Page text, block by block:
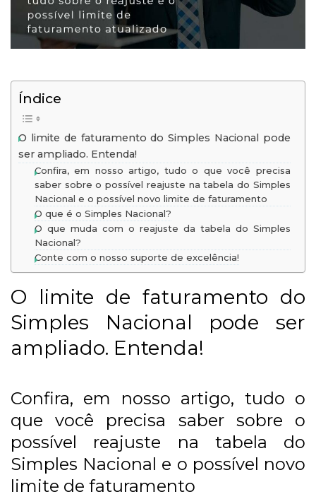
Índice
O limite de faturamento do Simples Nacional pode
ser ampliado. Entenda!
Confira, em nosso artigo, tudo o que você precisa
saber sobre o possível reajuste na tabela do Simples
Nacional e o possível novo limite de faturamento
O que é o Simples Nacional?
O que muda com o reajuste da tabela do Simples
Nacional?
Conte com o nosso suporte de excelência!
O limite de faturamento do
Simples Nacional pode ser
ampliado. Entenda!
Confira, em nosso artigo, tudo o
que você precisa saber sobre o
possível reajuste na tabela do
Simples Nacional e o possível novo
limite de faturamento